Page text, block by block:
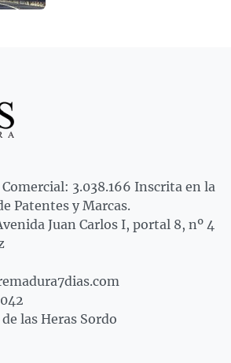
3.038.166 Inscrita en la
Patentes y Marcas.
Juan Carlos I, portal 8, nº 4
las Heras Sordo